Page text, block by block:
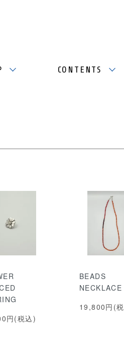
CONTENTS
円(税込)
BEADS
NECKLACE
19,800円(